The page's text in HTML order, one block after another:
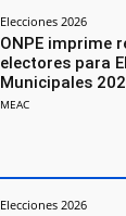
Elecciones 2026
ONPE imprime
electores para
Municipales
MEAC
Elecciones 2026